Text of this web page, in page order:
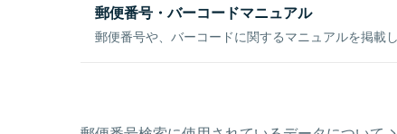
郵便番号・バーコードマニュアル
郵便番号や、バーコードに関するマニュアルを掲載し